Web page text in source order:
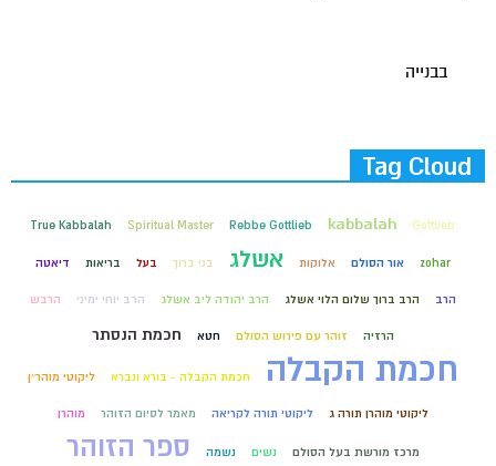
בבנייה
Tag Cloud
Gottlieb
kabbalah
Rebbe Gottlieb
Spiritual Master
True Kabbalah
zohar אור הסולם אלוקות אשלג בני ברוך בעל בריאות דיאטה
הרב הרב ברוך שלום הלוי אשלג הרב יהודה ליב אשלג הרב יוחי ימיני הרבש
הרזיה זוהר עם פירוש הסולם חטא חכמת הנסתר
חכמת הקבלה חכמת הקבלה - בורא ונברא ליקוטי מוהר״ן
ליקוטי מוהרן תורה ג ליקוטי תורה לקריאה מאמר לסיום הזוהר מוהרן
מרכז מורשת בעל הסולם נשים נשמה ספר הזוהר